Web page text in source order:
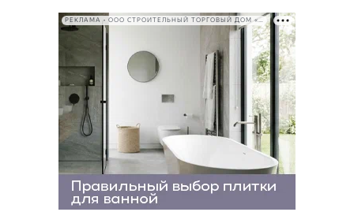
РЕКЛАМА • ООО СТРОИТЕЛЬНЫЙ ТОРГОВЫЙ ДОМ «ПЕТРОВИЧ». ИНН: 7802348846